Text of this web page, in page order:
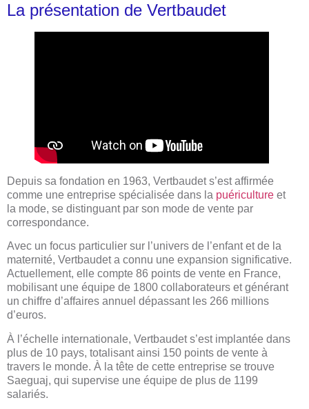
La présentation de Vertbaudet
Depuis sa fondation en 1963, Vertbaudet s’est affirmée
comme une entreprise spécialisée dans la puériculture et
la mode, se distinguant par son mode de vente par
correspondance.
Avec un focus particulier sur l’univers de l’enfant et de la
maternité, Vertbaudet a connu une expansion significative.
Actuellement, elle compte 86 points de vente en France,
mobilisant une équipe de 1800 collaborateurs et générant
un chiffre d’affaires annuel dépassant les 266 millions
d’euros.
À l’échelle internationale, Vertbaudet s’est implantée dans
plus de 10 pays, totalisant ainsi 150 points de vente à
travers le monde. À la tête de cette entreprise se trouve
Saeguaj, qui supervise une équipe de plus de 1199
salariés.